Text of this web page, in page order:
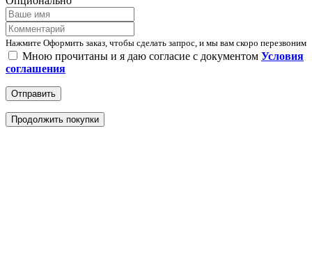
Нажмите Оформить заказ, чтобы сделать запрос, и мы вам скоро перезвоним
Мною прочитаны и я даю согласие с документом Условия
соглашения
Отправить
Продолжить покупки